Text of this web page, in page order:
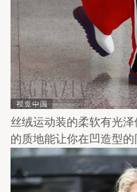
丝绒运动装的柔软有光
的质地能让你在凹造型的